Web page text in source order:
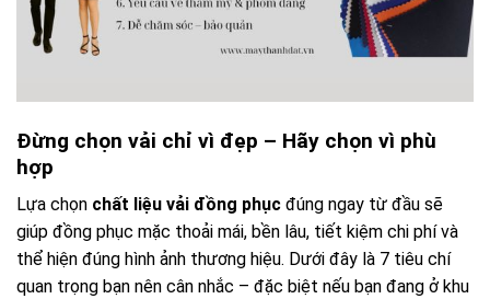
Đừng chọn vải chỉ vì đẹp – Hãy chọn vì phù
hợp
Lựa chọn chất liệu vải đồng phục đúng ngay từ đầu sẽ
giúp đồng phục mặc thoải mái, bền lâu, tiết kiệm chi phí và
thể hiện đúng hình ảnh thương hiệu. Dưới đây là 7 tiêu chí
quan trọng bạn nên cân nhắc – đặc biệt nếu bạn đang ở khu